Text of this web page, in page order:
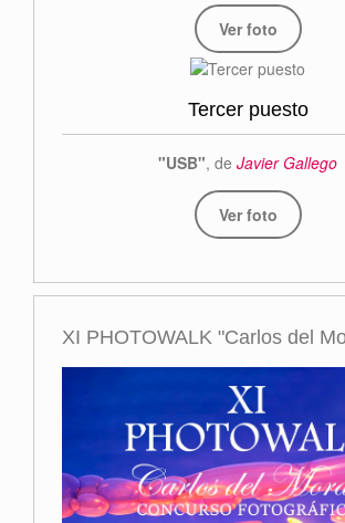
Ver foto
Tercer puesto
"USB", de Javier Gallego
Ver foto
XI PHOTOWALK "Carlos del